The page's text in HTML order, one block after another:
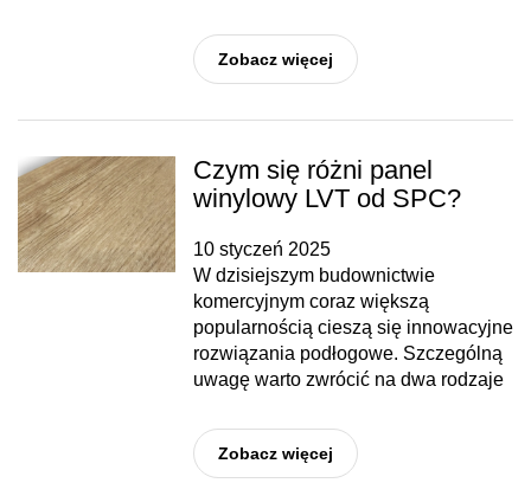
Zobacz więcej
Czym się różni panel
winylowy LVT od SPC?
10 styczeń 2025
W dzisiejszym budownictwie
komercyjnym coraz większą
popularnością cieszą się innowacyjne
rozwiązania podłogowe. Szczególną
uwagę warto zwrócić na dwa rodzaje
Zobacz więcej